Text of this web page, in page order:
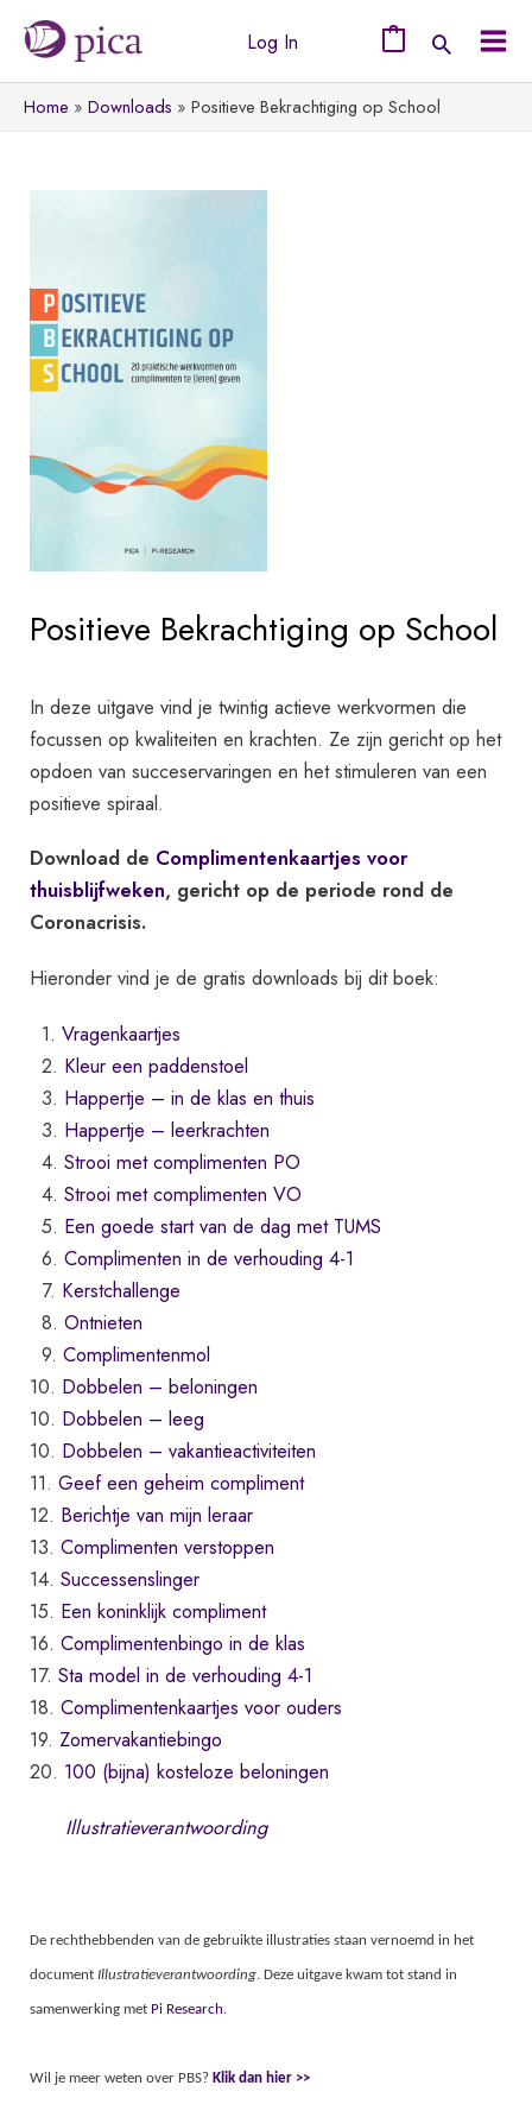
naar
de
inhoud
Log In
Home Downloads Positieve Bekrachtiging op School
Positieve Bekrachtiging op School
In deze uitgave vind je twintig actieve werkvormen die
focussen op kwaliteiten en krachten. Ze zijn gericht op het
opdoen van succeservaringen en het stimuleren van een
positieve spiraal.
Download de Complimentenkaartjes voor
thuisblijfweken, gericht op de periode rond de
Coronacrisis.
Hieronder vind je de gratis downloads bij dit boek:
1.Vragenkaartjes
2. Kleur een paddenstoel
3. Happertje – in de klas en thuis
3. Happertje – leerkrachten
4.Strooi met complimenten PO
4.Strooi met complimenten VO
5. Een goede start van de dag met TUMS
6.Complimenten in de verhouding 4-1
7. Kerstchallenge
8.Ontnieten
9.Complimentenmol
10. Dobbelen – beloningen
10. Dobbelen – leeg
10. Dobbelen – vakantieactiviteiten
11.Geef een geheim compliment
12. Berichtje van mijn leraar
13.Complimenten verstoppen
14.Successenslinger
15. Een koninklijk compliment
16.Complimentenbingo in de klas
17.Sta model in de verhouding 4-1
18.Complimentenkaartjes voor ouders
19.Zomervakantiebingo
20. 100 (bijna) kosteloze beloningen
Illustratieverantwoording
De rechthebbenden van de gebruikte illustraties staan vernoemd in het
documentIllustratieverantwoording. Deze uitgave kwam tot stand in
samenwerking met Pi Research.
Wil je meer weten over PBS? Klik dan hier >>